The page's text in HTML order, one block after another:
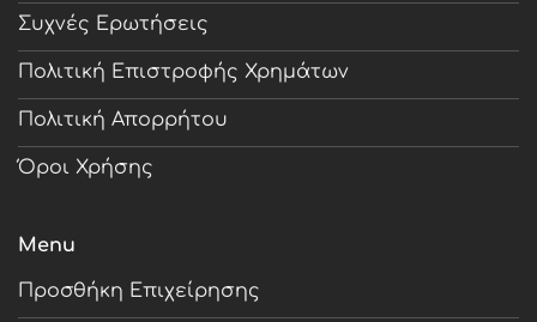
Συχνές Ερωτήσεις
Πολιτική Επιστροφής Χρημάτων
Πολιτική Απορρήτου
Όροι Χρήσης
Menu
Προσθήκη Επιχείρησης